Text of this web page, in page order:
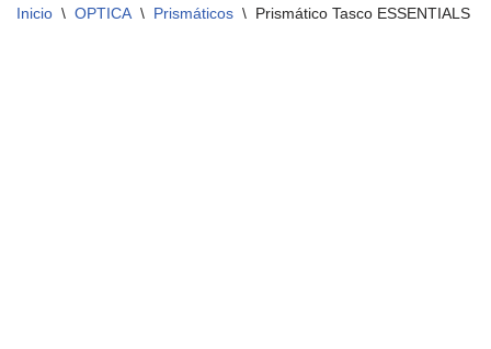
Inicio \ OPTICA \ Prismáticos \ Prismático Tasco ESSENTIALS –